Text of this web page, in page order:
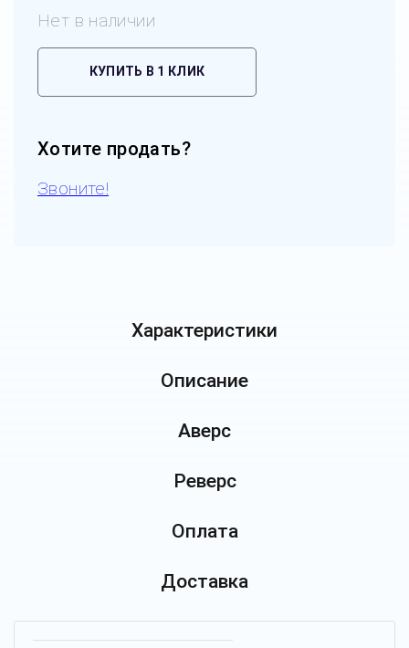
Нет в наличии
КУПИТЬ В 1 КЛИК
Хотите продать?
Звоните!
Характеристики
Описание
Аверс
Реверс
Оплата
Доставка